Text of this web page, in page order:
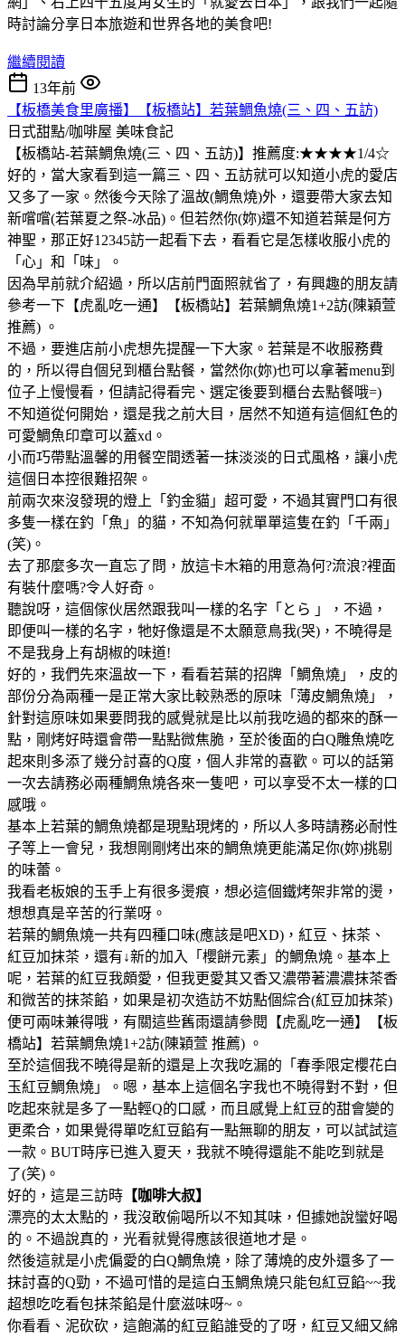
時討論分享日本旅遊和世界各地的美食吧!
繼續閱讀
13年前
【板橋美食里廣播】【板橋站】若葉鯛魚燒(三、四、五訪)
日式甜點/咖啡屋 美味食記
【板橋站-若葉鯛魚燒(三、四、五訪)】推薦度:★★★★1/4☆
好的，當大家看到這一篇三、四、五訪就可以知道小虎的愛店
又多了一家。然後今天除了溫故(鯛魚燒)外，還要帶大家去知
新嚐嚐(若葉夏之祭-冰品)。但若然你(妳)還不知道若葉是何方
神聖，那正好12345訪一起看下去，看看它是怎樣收服小虎的
「心」和「味」。
因為早前就介紹過，所以店前門面照就省了，有興趣的朋友請
參考一下【虎亂吃一通】【板橋站】若葉鯛魚燒1+2訪(陳穎萱
推薦) 。
不過，要進店前小虎想先提醒一下大家。若葉是不收服務費
的，所以得自個兒到櫃台點餐，當然你(妳)也可以拿著menu到
位子上慢慢看，但請記得看完、選定後要到櫃台去點餐哦=)
不知道從何開始，還是我之前大目，居然不知道有這個紅色的
可愛鯛魚印章可以蓋xd。
小而巧帶點溫馨的用餐空間透著一抹淡淡的日式風格，讓小虎
這個日本控很難招架。
前兩次來沒發現的燈上「釣金貓」超可愛，不過其實門口有很
多隻一樣在釣「魚」的貓，不知為何就單單這隻在釣「千兩」
(笑)。
去了那麼多次一直忘了問，放這卡木箱的用意為何?流浪?裡面
有裝什麼嗎?令人好奇。
聽說呀，這個傢伙居然跟我叫一樣的名字「とら 」，不過，
即便叫一樣的名字，牠好像還是不太願意鳥我(哭)，不曉得是
不是我身上有胡椒的味道!
好的，我們先來溫故一下，看看若葉的招牌「鯛魚燒」，皮的
部份分為兩種一是正常大家比較熟悉的原味「薄皮鯛魚燒」，
針對這原味如果要問我的感覺就是比以前我吃過的都來的酥一
點，剛烤好時還會帶一點點微焦脆，至於後面的白Q雕魚燒吃
起來則多添了幾分討喜的Q度，個人非常的喜歡。可以的話第
一次去請務必兩種鯛魚燒各來一隻吧，可以享受不太一樣的口
感哦。
基本上若葉的鯛魚燒都是現點現烤的，所以人多時請務必耐性
子等上一會兒，我想剛剛烤出來的鯛魚燒更能滿足你(妳)挑剔
的味蕾。
我看老板娘的玉手上有很多燙痕，想必這個鐵烤架非常的燙，
想想真是辛苦的行業呀。
若葉的鯛魚燒一共有四種口味(應該是吧XD)，紅豆、抹茶、
紅豆加抹茶，還有↓新的加入「櫻餅元素」的鯛魚燒。基本上
呢，若葉的紅豆我頗愛，但我更愛其又香又濃帶著濃濃抹茶香
和微苦的抹茶餡，如果是初次造訪不妨點個綜合(紅豆加抹茶)
便可兩味兼得哦，有關這些舊雨還請參閱【虎亂吃一通】【板
橋站】若葉鯛魚燒1+2訪(陳穎萱 推薦) 。
至於這個我不曉得是新的還是上次我吃漏的「春季限定櫻花白
玉紅豆鯛魚燒」。嗯，基本上這個名字我也不曉得對不對，但
吃起來就是多了一點輕Q的口感，而且感覺上紅豆的甜會變的
更柔合，如果覺得單吃紅豆餡有一點無聊的朋友，可以試試這
一款。BUT時序已進入夏天，我就不曉得還能不能吃到就是
了(笑)。
好的，這是三訪時 【咖啡大叔】
漂亮的太太點的，我沒敢偷喝所以不知其味，但據她說蠻好喝
的。不過說真的，光看就覺得應該很道地才是。
然後這就是小虎偏愛的白Q鯛魚燒，除了薄燒的皮外還多了一
抹討喜的Q勁，不過可惜的是這白玉鯛魚燒只能包紅豆餡~~我
超想吃吃看包抹茶餡是什麼滋味呀~。
你看看、泥砍砍，這飽滿的紅豆餡誰受的了呀，紅豆又細又綿